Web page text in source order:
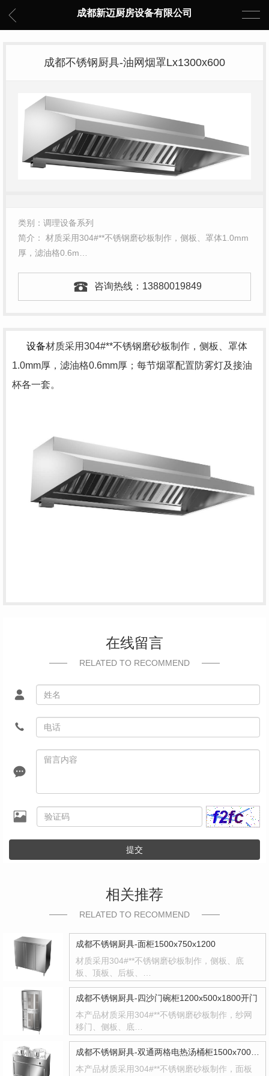
成都新迈厨房设备有限公司
成都不锈钢厨具-油网烟罩Lx1300x600
类别：调理设备系列
简介： 材质采用304#**不锈钢磨砂板制作，侧板、罩体1.0mm
厚，滤油格0.6m…
咨询热线： 13880019849
设备材质采用304#**不锈钢磨砂板制作，侧板、罩体
1.0mm厚，滤油格0.6mm厚；每节烟罩配置防雾灯及接油
杯各一套。
在线留言
RELATED TO RECOMMEND
提交
相关推荐
RELATED TO RECOMMEND
成都不锈钢厨具-面柜1500x750x1200
材质采用304#**不锈钢磨砂板制作，侧板、底
板、顶板、后板、…
成都不锈钢厨具-四沙门碗柜1200x500x1800开门
本产品材质采用304#**不锈钢磨砂板制作，纱网
移门、侧板、底…
本产品材质采用304#**不锈钢磨砂板制作，面板